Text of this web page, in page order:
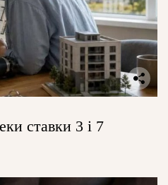
ставки 3 і 7